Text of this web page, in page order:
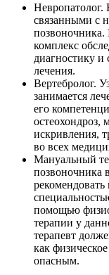
Невропатолог.
связанными с
позвоночника.
комплекс
диагностику и
лечения.
Вертебролог.
занимается
его
остеохондроз,
искривления,
во всех
Мануальный
позвоночника
помощью
терапии у
терапевт
как
опасным.